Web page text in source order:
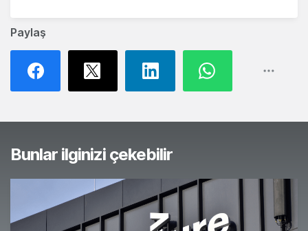
Paylaş
Bunlar ilginizi çekebilir